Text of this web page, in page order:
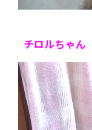
チロルちゃん